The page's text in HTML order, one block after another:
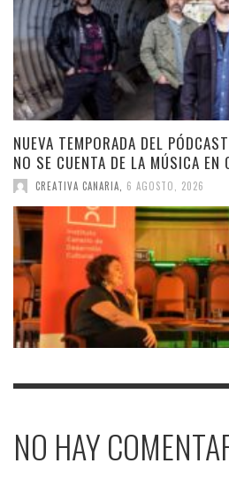
NUEVA TEMPORADA DEL
NO SE CUENTA DE LA MÚSICA EN
CREATIVA CANARIA 6 AGOSTO, 2026
NO HAY